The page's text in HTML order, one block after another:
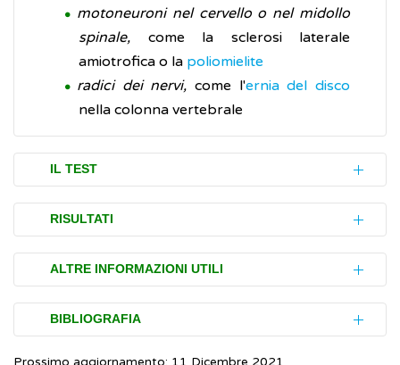
motoneuroni nel cervello o nel midollo
spinale, come la sclerosi laterale
amiotrofica o la poliomielite
radici dei nervi, come l'ernia del disco
nella colonna vertebrale
IL TEST
All'inizio dell'esame, l'elettrodo a forma di
ago (sterile, monouso) è delicatamente
inserito nel muscolo per registrarne l'attività
elettrica a riposo. Successivamente la
persona è invitata a contrarre il muscolo in
cui è inserito l'elettrodo o a rilasciarlo,
quando opportuno, per registrare eventuali
RISULTATI
I risultati dell'esame sono interpretati e
comunicati dal neurologo che li consegna in
forma scritta (referto) alla persona che si è
sottoposta all'esame.
ALTRE INFORMAZIONI UTILI
L'elettromiografia è un esame poco
rischioso e la comparsa di complicazioni è
BIBLIOGRAFIA